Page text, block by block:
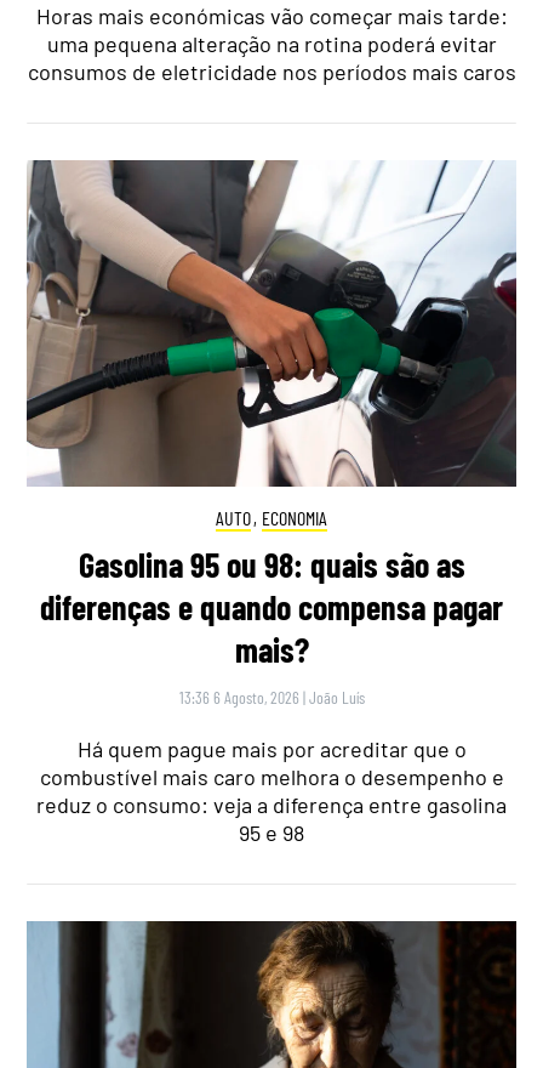
Horas mais económicas vão começar mais tarde:
uma pequena alteração na rotina poderá evitar
consumos de eletricidade nos períodos mais caros
AUTO, ECONOMIA
Gasolina 95 ou 98: quais são as
diferenças e quando compensa pagar
mais?
13:36 6 Agosto, 2026 |João Luís
Há quem pague mais por acreditar que o
combustível mais caro melhora o desempenho e
reduz o consumo: veja a diferença entre gasolina
95 e 98